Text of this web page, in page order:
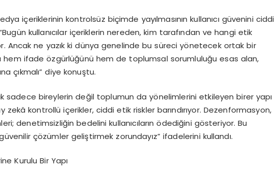
içeriklerinin kontrolsüz biçimde yayılmasının kullanıcı güvenini ciddi
Bugün kullanıcılar içeriklerin nereden, kim tarafından ve hangi etik
Ancak ne yazık ki dünya genelinde bu süreci yönetecek ortak bir
hem ifadeözgürlüğünü hem de toplumsal sorumluluğu esas alan,
çıkmalı”diye konuştu.
k sadece bireylerin değil toplumun da yönelimlerini etkileyen birer yapı
zekâkontrollüiçerikler, ciddi etik riskler barındırıyor. Dezenformasyon,
denetimsizliğin bedelini kullanıcılarınödediğini gösteriyor. Bu
üvenilir çözümler geliştirmek zorundayız”ifadelerini kullandı.
Kurulu Bir Yapı